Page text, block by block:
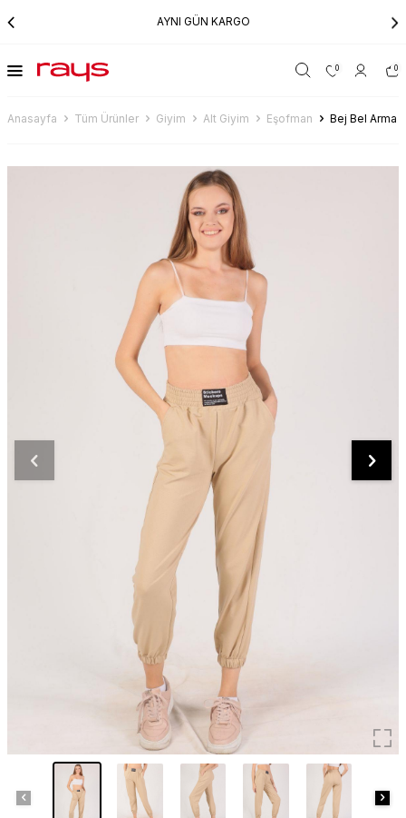
AYNI GÜN KARGO
0 0
Anasayfa Tüm Ürünler Giyim Alt Giyim Eşofman Bej Bel Arma